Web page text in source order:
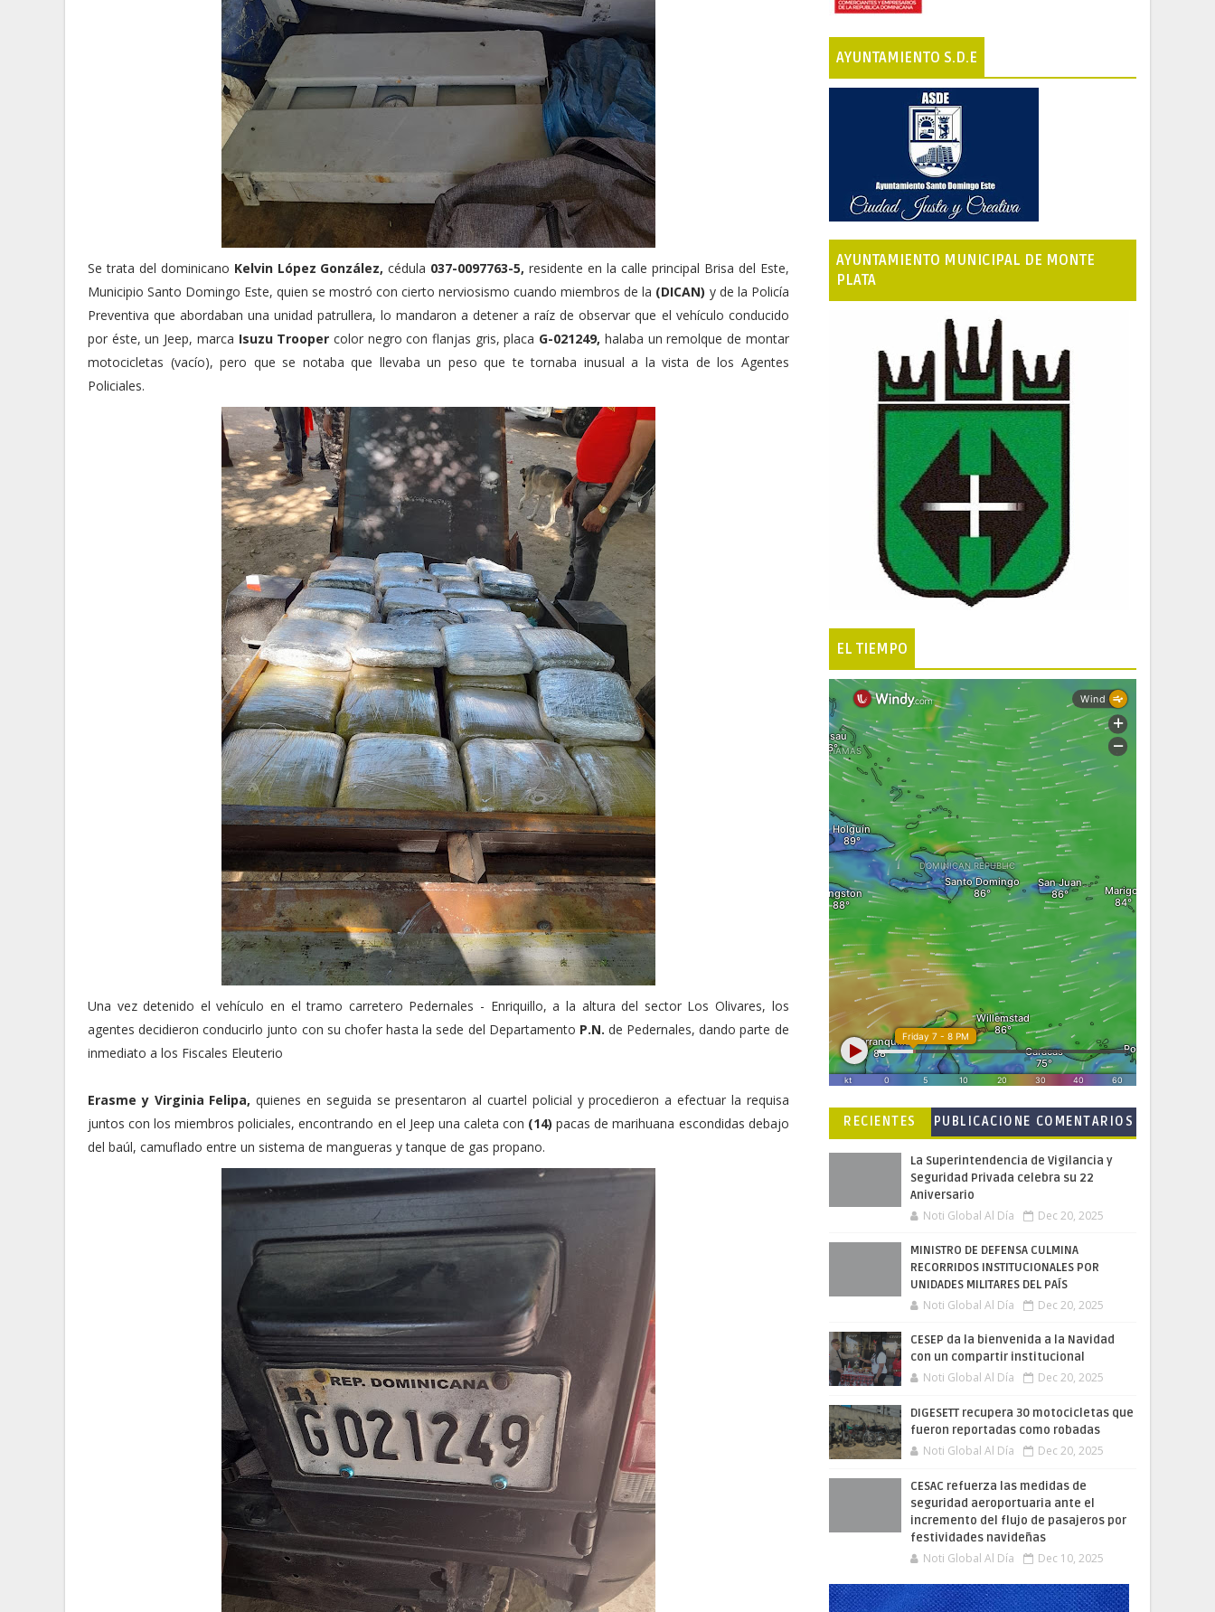
Se trata del dominicano Kelvin López González, cédula 037-0097763-5, residente en la calle principal Brisa del Este,
Municipio Santo Domingo Este, quien se mostró con cierto nerviosismo cuando miembros de la (DICAN) y de la Policía
Preventiva que abordaban una unidad patrullera, lo mandaron a detener a raíz de observar que el vehículo conducido
por éste, un Jeep, marca Isuzu Trooper color negro con flanjas gris, placa G-021249, halaba un remolque de montar
motocicletas (vacío), pero que se notaba que llevaba un peso que te tornaba inusual a la vista de los Agentes
Policiales.
Una vez detenido el vehículo en el tramo carretero Pedernales - Enriquillo, a la altura del sector Los Olivares, los
agentes decidieron conducirlo junto con su chofer hasta la sede del Departamento P.N. de Pedernales, dando parte de
inmediato a los Fiscales Eleuterio
Erasme y Virginia Felipa,quienes en seguida se presentaron al cuartel policial y procedieron a efectuar la requisa
juntos con los miembros policiales, encontrando en el Jeep una caleta con (14) pacas de marihuana escondidas debajo
del baúl, camuflado entre un sistema de mangueras y tanque de gas propano.
AYUNTAMIENTO S.D.E
AYUNTAMIENTO MUNICIPAL DE MONTE
PLATA
EL TIEMPO
RECIENTES
PUBLICACIONE COMENTARIOS
La Superintendencia de Vigilancia y
Seguridad Privada celebra su 22
Aniversario
Noti Global Al Día Dec 20, 2025
MINISTRO DE DEFENSA CULMINA
RECORRIDOS INSTITUCIONALES POR
UNIDADES MILITARES DEL PAÍS
Noti Global Al Día Dec 20, 2025
CESEP da la bienvenida a la Navidad
con un compartir institucional
Noti Global Al Día Dec 20, 2025
DIGESETT recupera 30 motocicletas que
fueron reportadas como robadas
Noti Global Al Día Dec 20, 2025
CESAC refuerza las medidas de
seguridad aeroportuaria ante el
incremento del flujo de pasajeros por
festividades navideñas
Noti Global Al Día Dec 10, 2025